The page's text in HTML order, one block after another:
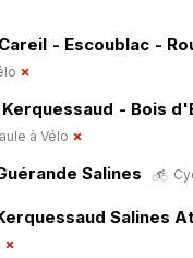
Careil - Escoublac -
Kerquessaud - Bois
à Vélo
Salines
Salines